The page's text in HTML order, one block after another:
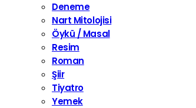
Deneme
Nart Mitolojisi
Öykü / Masal
Resim
Roman
Şiir
Tiyatro
Yemek